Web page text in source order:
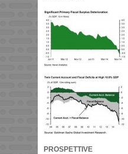
PROSPETTIVE